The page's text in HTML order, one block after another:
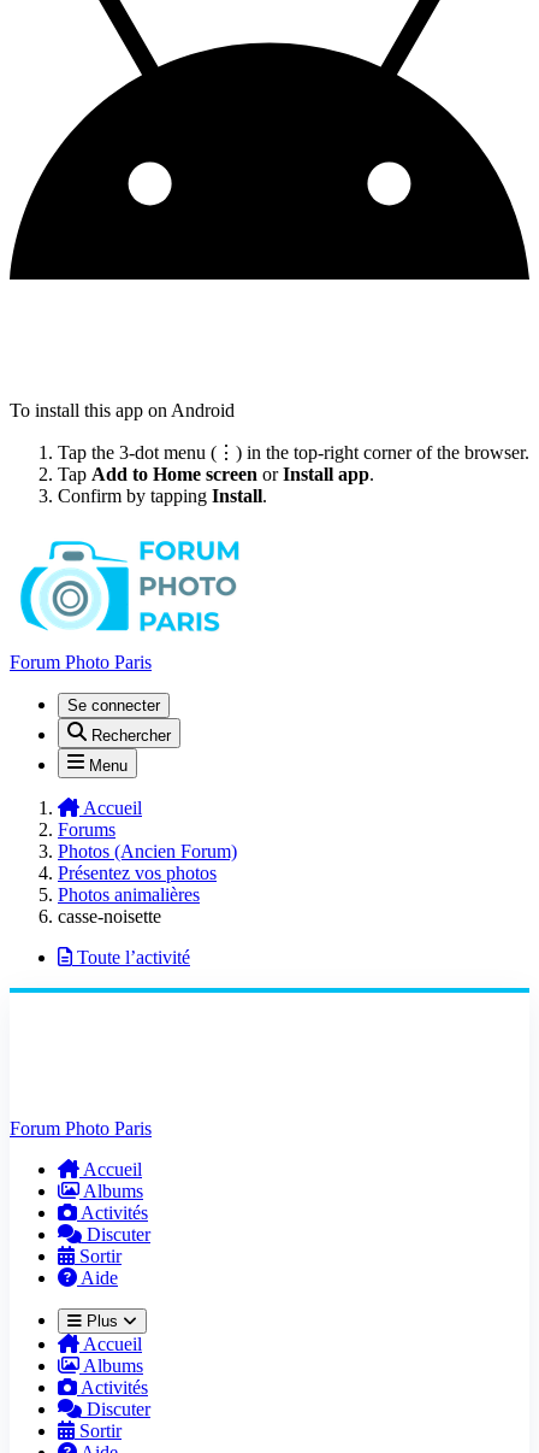
To install this app on Android
Tap the 3-dot menu (⋮) in the top-right corner of the browser.
Tap Add to Home screen orInstall app.
Confirm by tapping Install.
Forum Photo Paris
Se connecter
Rechercher
Menu
Accueil
Forums
Photos (Ancien Forum)
Présentez vos photos
Photos animalières
casse-noisette
Toute l’activité
Forum Photo Paris
Accueil
Albums
Activités
Discuter
Sortir
Aide
Plus
Accueil
Albums
Activités
Discuter
Sortir